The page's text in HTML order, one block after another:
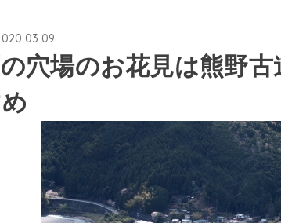
穴場のお花見は熊野